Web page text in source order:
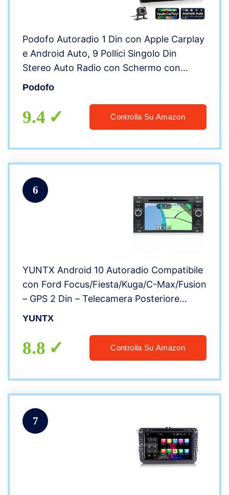
Podofo Autoradio 1 Din con Apple Carplay
e Android Auto, 9 Pollici Singolo Din
Stereo Auto Radio con Schermo con
Bluetooth, FM, SWC, Collegamento
Podofo
9.4 Controlla Su Amazon
6
YUNTX Android 10 Autoradio Compatibile
con Ford Focus/Fiesta/Kuga/C-Max/Fusion
– GPS 2 Din – Telecamera Posteriore
Gratuiti – 7 Pollice – Supporto
volante/WiFi/Bluetooth/Mirrorlink
YUNTX
8.8 Controlla Su Amazon
7